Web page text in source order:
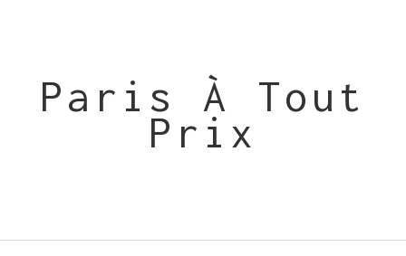
Paris À Tout
Prix